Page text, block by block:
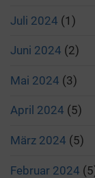
Juli 2024 (1)
Juni 2024 (2)
Mai 2024 (3)
April 2024 (5)
März 2024 (5)
Februar 2024